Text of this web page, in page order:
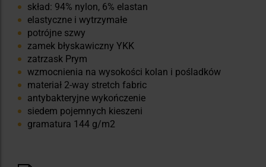
skład: 94% nylon, 6% elastan
elastyczne i wytrzymałe
potrójne szwy
zamek błyskawiczny YKK
zatrzask Prym
wzmocnienia na wysokości kolan i pośladków
materiał 2-way stretch fabric
antybakteryjne wykończenie
siedem pojemnych kieszeni
gramatura 144 g/m2